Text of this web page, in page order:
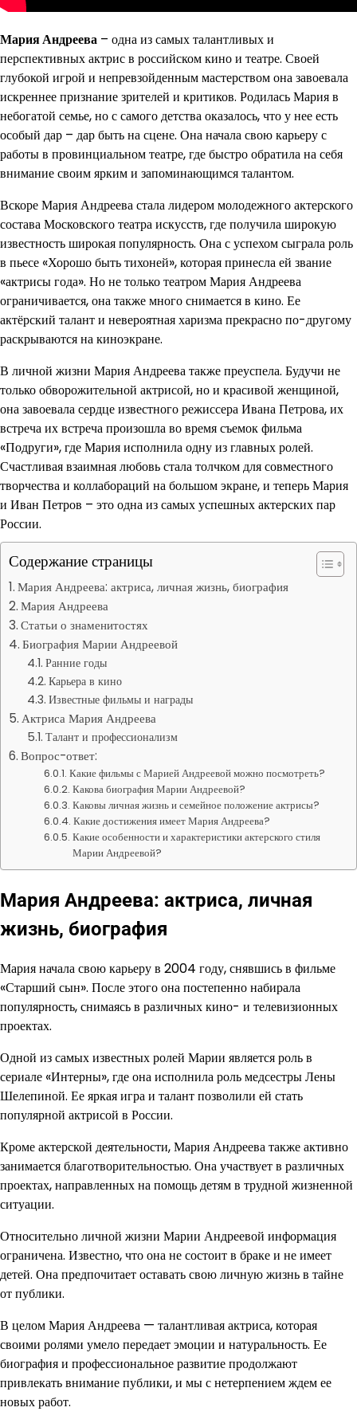
Мария Андреева – одна из самых талантливых и
перспективных актрис в российском кино и театре. Своей
глубокой игрой и непревзойденным мастерством она завоевала
искреннее признание зрителей и критиков. Родилась Мария в
небогатой семье, но с самого детства оказалось, что у нее есть
особый дар – дар быть на сцене. Она начала свою карьеру с
работы в провинциальном театре, где быстро обратила на себя
внимание своим ярким и запоминающимся талантом.
Вскоре Мария Андреева стала лидером молодежного актерского
состава Московского театра искусств, где получила широкую
известность широкая популярность. Она с успехом сыграла роль
в пьесе «Хорошо быть тихоней», которая принесла ей звание
«актрисы года». Но не только театром Мария Андреева
ограничивается, она также много снимается в кино. Ее
актёрский талант и невероятная харизма прекрасно по-другому
раскрываются на киноэкране.
В личной жизни Мария Андреева также преуспела. Будучи не
только обворожительной актрисой, но и красивой женщиной,
она завоевала сердце известного режиссера Ивана Петрова, их
встреча их встреча произошла во время съемок фильма
«Подруги», где Мария исполнила одну из главных ролей.
Счастливая взаимная любовь стала толчком для совместного
творчества и коллабораций на большом экране, и теперь Мария
и Иван Петров – это одна из самых успешных актерских пар
России.
Содержание страницы
Мария Андреева: актриса, личная жизнь, биография
Мария Андреева
Статьи о знаменитостях
Биография Марии Андреевой
Ранние годы
Карьера в кино
Известные фильмы и награды
Актриса Мария Андреева
Талант и профессионализм
Вопрос-ответ:
Какие фильмы с Марией Андреевой можно посмотреть?
Какова биография Марии Андреевой?
Каковы личная жизнь и семейное положение актрисы?
Какие достижения имеет Мария Андреева?
Какие особенности и характеристики актерского стиля
Марии Андреевой?
Мария Андреева: актриса, личная
жизнь, биография
Мария начала свою карьеру в 2004 году, снявшись в фильме
«Старший сын». После этого она постепенно набирала
популярность, снимаясь в различных кино- и телевизионных
проектах.
Одной из самых известных ролей Марии является роль в
сериале «Интерны», где она исполнила роль медсестры Лены
Шелепиной. Ее яркая игра и талант позволили ей стать
популярной актрисой в России.
Кроме актерской деятельности, Мария Андреева также активно
занимается благотворительностью. Она участвует в различных
проектах, направленных на помощь детям в трудной жизненной
ситуации.
Относительно личной жизни Марии Андреевой информация
ограничена. Известно, что она не состоит в браке и не имеет
детей. Она предпочитает оставать свою личную жизнь в тайне
от публики.
В целом Мария Андреева — талантливая актриса, которая
своими ролями умело передает эмоции и натуральность. Ее
биография и профессиональное развитие продолжают
привлекать внимание публики, и мы с нетерпением ждем ее
новых работ.